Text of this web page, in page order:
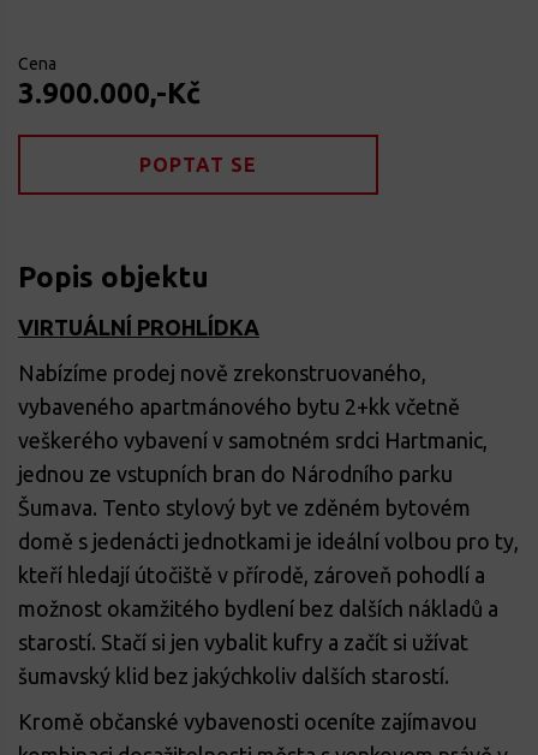
Cena
3.900.000,-Kč
POPTAT SE
Popis objektu
VIRTUÁLNÍ PROHLÍDKA
Nabízíme prodej nově zrekonstruovaného,
vybaveného apartmánového bytu 2+kk včetně
veškerého vybavení v samotném srdci Hartmanic,
jednou ze vstupních bran do Národního parku
Šumava. Tento stylový byt ve zděném bytovém
domě s jedenácti jednotkami je ideální volbou pro ty,
kteří hledají útočiště v přírodě, zároveň pohodlí a
možnost okamžitého bydlení bez dalších nákladů a
starostí. Stačí si jen vybalit kufry a začít si užívat
šumavský klid bez jakýchkoliv dalších starostí.
Kromě občanské vybavenosti oceníte zajímavou